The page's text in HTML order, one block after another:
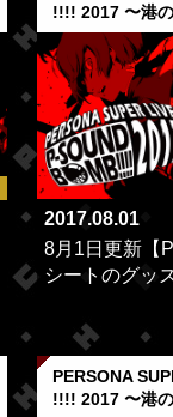
!!!! 2017 〜港
2017.08.01
8月1日更新【
シートのグッ
PERSONA
!!!! 2017 〜港